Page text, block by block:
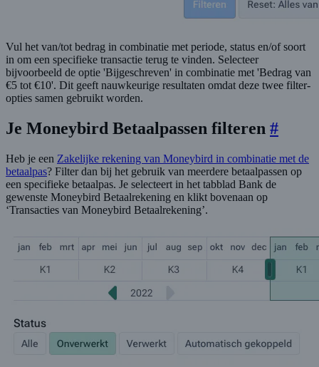
Vul het van/tot bedrag in combinatie met periode, status en/of soort
in om een specifieke transactie terug te vinden. Selecteer
bijvoorbeeld de optie 'Bijgeschreven' in combinatie met 'Bedrag van
€5 tot €10'. Dit geeft nauwkeurige resultaten omdat deze twee filter-
opties samen gebruikt worden.
Je Moneybird Betaalpassen filteren #
Heb je een Zakelijke rekening van Moneybird in combinatie met de
betaalpas? Filter dan bij het gebruik van meerdere betaalpassen op
een specifieke betaalpas. Je selecteert in het tabblad Bank de
gewenste Moneybird Betaalrekening en klikt bovenaan op
‘Transacties van Moneybird Betaalrekening’.